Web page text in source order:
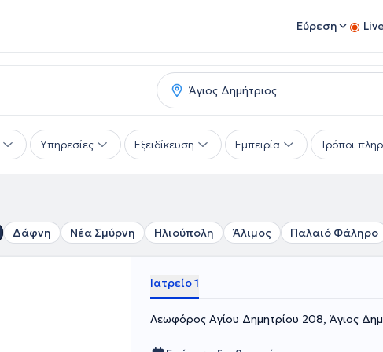
Εύρεση
Υπηρεσίες Εξειδίκευση Εμπειρία Τρόποι
Δάφνη Νέα Σμύρνη Ηλιούπολη Άλιμος Παλαιό Φάληρο
Ιατρείο 1
Λεωφόρος Αγίου Δημητρίου 208, Άγιος